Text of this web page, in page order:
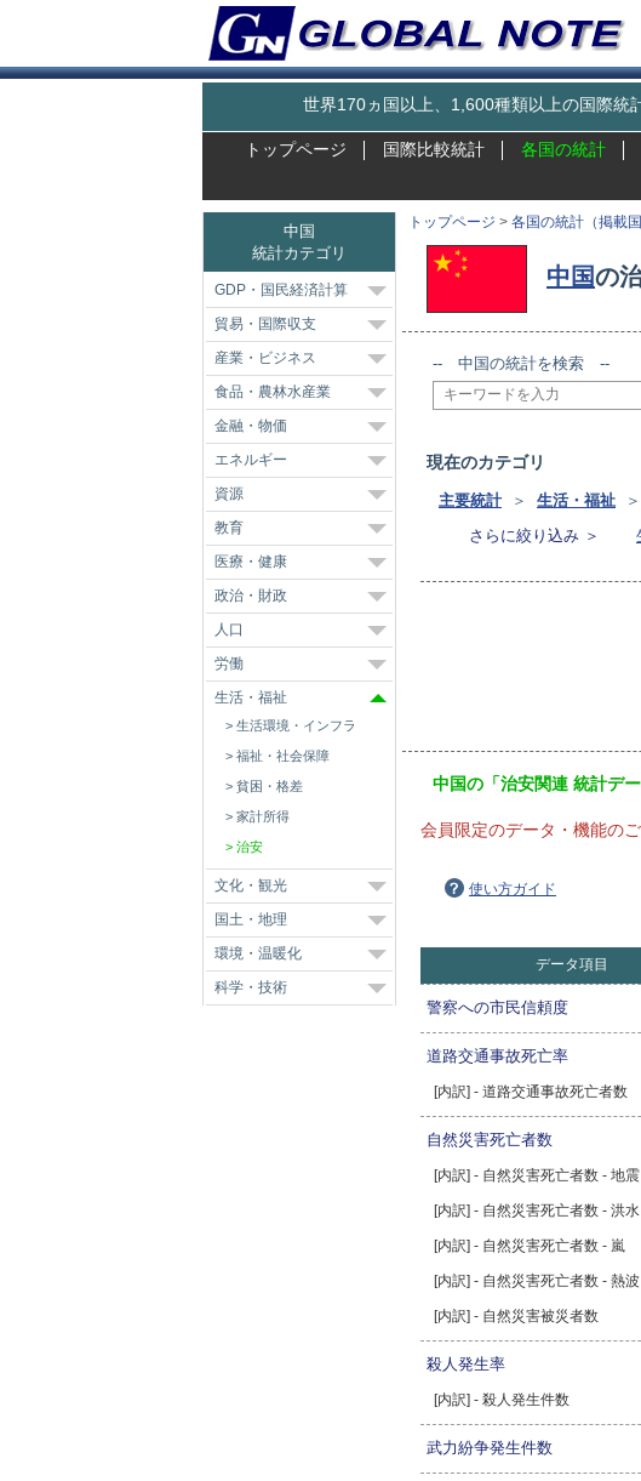
世界170ヵ国以上、1,600種類以上の国際
トップページ 国際比較統計 各国の統計
トップページ > 各国の統計（掲載国
中国の
-- 中国の統計を検索 --
現在のカテゴリ
主要統計＞ 生活・福祉 ＞
さらに絞り込み ＞
中国の「治安関連 統計デ
会員限定のデータ・機能の
使い方ガイド
データ項目
警察への市民信頼度
道路交通事故死亡率
[内訳] - 道路交通事故死亡者数
自然災害死亡者数
[内訳] - 自然災害死亡者数 - 地震
[内訳] - 自然災害死亡者数 - 洪水
[内訳] - 自然災害死亡者数 - 嵐
[内訳] - 自然災害死亡者数 - 熱
[内訳] - 自然災害被災者数
殺人発生率
[内訳] - 殺人発生件数
武力紛争発生件数
中国
統計カテゴリ
GDP・国民経済計算
貿易・国際収支
産業・ビジネス
食品・農林水産業
金融・物価
エネルギー
資源
教育
医療・健康
政治・財政
人口
労働
生活・福祉
生活環境・インフラ
福祉・社会保障
貧困・格差
家計所得
治安
文化・観光
国土・地理
環境・温暖化
科学・技術